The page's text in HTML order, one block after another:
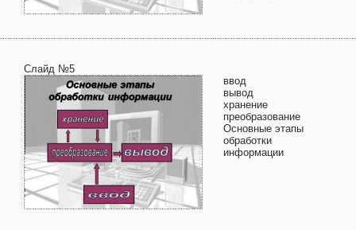
Слайд №5
ввод
вывод
хранение
преобразование
Основные этапы
обработки
информации